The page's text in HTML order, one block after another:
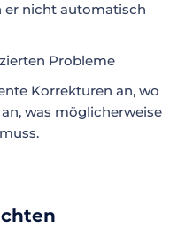
er nicht automatisch
Probleme
Korrekturen an, wo
was möglicherweise